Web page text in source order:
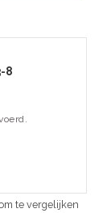
8
te vergelijken